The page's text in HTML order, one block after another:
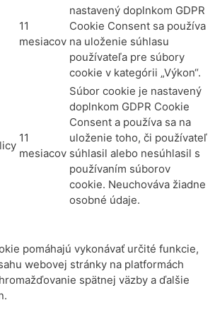
11
mesiacov
nastavený doplnkom GDPR
Cookie Consent sa používa
na uloženie súhlasu
používateľa pre súbory
cookie v kategórii „Výkon“.
11
mesiacov
Súbor cookie je nastavený
doplnkom GDPR Cookie
Consent a používa sa na
uloženie toho, či používateľ
súhlasil alebo nesúhlasil s
používaním súborov
cookie. Neuchováva žiadne
osobné údaje.
pomáhajú vykonávať určité funkcie,
webovej stránky na platformách
spätnej väzby a ďalšie